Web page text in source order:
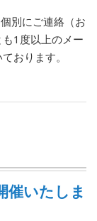
別にご連絡（お
1度以上のメー
おります。
催いたしま